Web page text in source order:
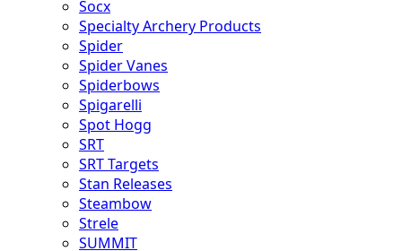
Socx
Specialty Archery Products
Spider
Spider Vanes
Spiderbows
Spigarelli
Spot Hogg
SRT
SRT Targets
Stan Releases
Steambow
Strele
SUMMIT